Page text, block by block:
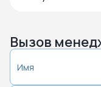
Вызов